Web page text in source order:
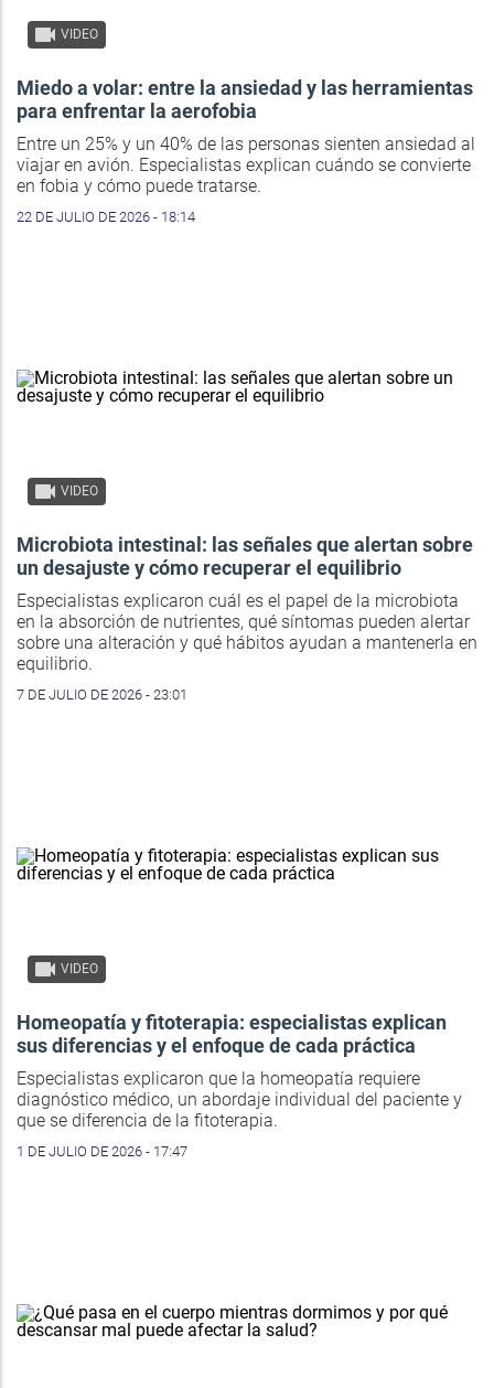
VIDEO
Miedo a volar: entre la ansiedad y las herramientas
para enfrentar la aerofobia
Entre un 25% y un 40% de las personas sienten ansiedad al
viajar en avión. Especialistas explican cuándo se convierte
en fobia y cómo puede tratarse.
22 DE JULIO DE 2026 - 18:14
VIDEO
Microbiota intestinal: las señales que alertan sobre
un desajuste y cómo recuperar el equilibrio
Especialistas explicaron cuál es el papel de la microbiota
en la absorción de nutrientes, qué síntomas pueden alertar
sobre una alteración y qué hábitos ayudan a mantenerla en
equilibrio.
7 DE JULIO DE 2026 - 23:01
VIDEO
Homeopatía y fitoterapia: especialistas explican
sus diferencias y el enfoque de cada práctica
Especialistas explicaron que la homeopatía requiere
diagnóstico médico, un abordaje individual del paciente y
que se diferencia de la fitoterapia.
1 DE JULIO DE 2026 - 17:47